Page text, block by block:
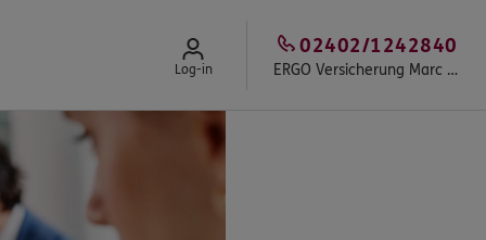
Log-in ERGO Versicherung Marc Schmitz
02402/1242840